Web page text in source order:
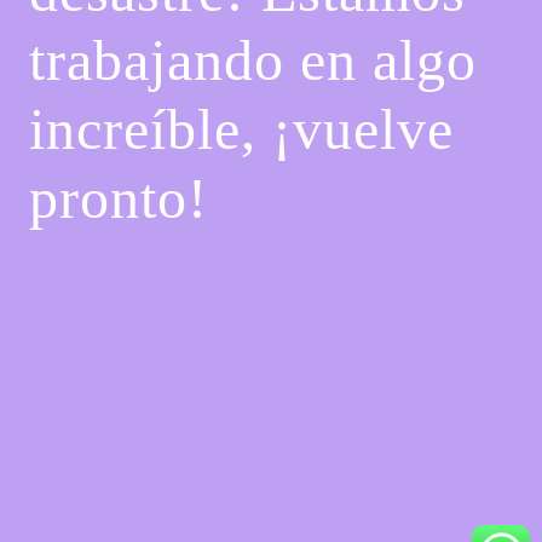
trabajando en algo
increíble, ¡vuelve
pronto!